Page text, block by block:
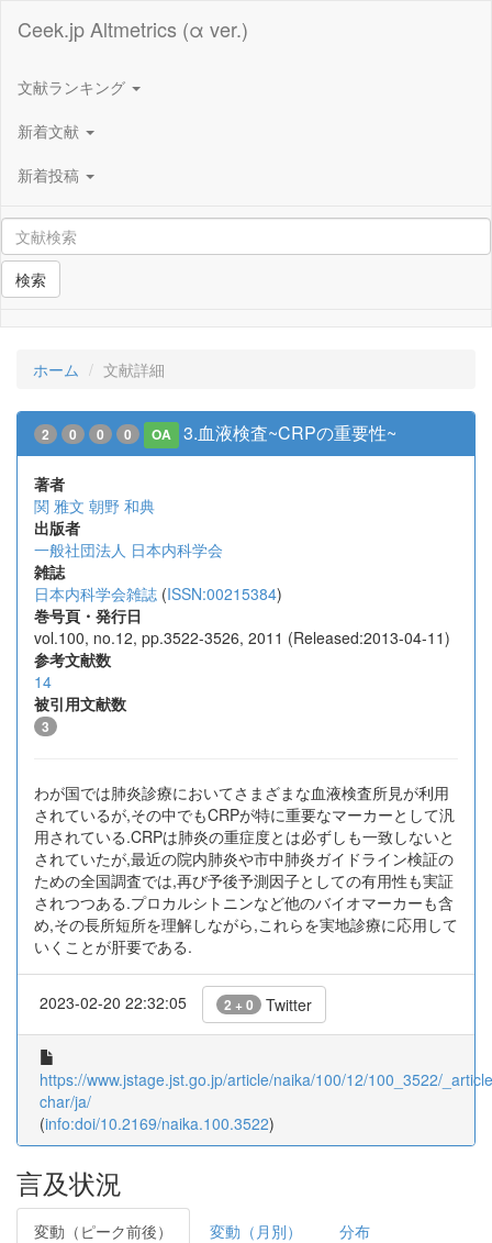
Ceek.jp Altmetrics (α ver.)
文献ランキング
新着文献
新着投稿
検索
ホーム 文献詳細
2 0 0 0 OA 3.血液検査~CRPの重要性~
著者
関 雅文 朝野 和典
出版者
一般社団法人 日本内科学会
雑誌
日本内科学会雑誌 (ISSN:00215384)
巻号頁・発行日
vol.100, no.12, pp.3522-3526, 2011 (Released:2013-04-11)
参考文献数
14
被引用文献数
3
わが国では肺炎診療においてさまざまな血液検査所見が利用
されているが,その中でもCRPが特に重要なマーカーとして汎
用されている.CRPは肺炎の重症度とは必ずしも一致しないと
されていたが,最近の院内肺炎や市中肺炎ガイドライン検証の
ための全国調査では,再び予後予測因子としての有用性も実証
されつつある.プロカルシトニンなど他のバイオマーカーも含
め,その長所短所を理解しながら,これらを実地診療に応用して
いくことが肝要である.
2023-02-20 22:32:05 2 + 0 Twitter
https://www.jstage.jst.go.jp/article/naika/100/12/100_3522/
char/ja/
(info:doi/10.2169/naika.100.3522)
言及状況
変動（ピーク前後） 変動（月別） 分布